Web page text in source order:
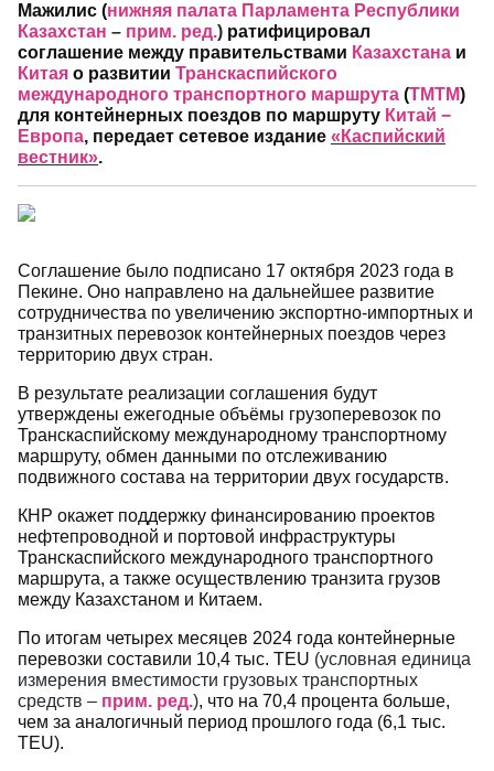
Мажилис (нижняя палата Парламента Республики
Казахстан – прим. ред.) ратифицировал
соглашение между правительствами Казахстана и
Китая о развитии Транскаспийского
международного транспортного маршрута (ТМТМ)
для контейнерных поездов по маршруту Китай −
Европа, передает сетевое издание «Каспийский
вестник».
Соглашение было подписано 17 октября 2023 года в
Пекине. Оно направлено на дальнейшее развитие
сотрудничества по увеличению экспортно-импортных и
транзитных перевозок контейнерных поездов через
территорию двух стран.
В результате реализации соглашения будут
утверждены ежегодные объёмы грузоперевозок по
Транскаспийскому международному транспортному
маршруту, обмен данными по отслеживанию
подвижного состава на территории двух государств.
КНР окажет поддержку финансированию проектов
нефтепроводной и портовой инфраструктуры
Транскаспийского международного транспортного
маршрута, а также осуществлению транзита грузов
между Казахстаном и Китаем.
По итогам четырех месяцев 2024 года контейнерные
перевозки составили 10,4 тыс. TEU (условная единица
измерения вместимости грузовых транспортных
средств – прим. ред.), что на 70,4 процента больше,
чем за аналогичный период прошлого года (6,1 тыс.
TEU).